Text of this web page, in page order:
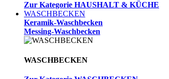
Zur Kategorie HAUSHALT & KÜCHE
WASCHBECKEN
Keramik-Waschbecken
Messing-Waschbecken
WASCHBECKEN